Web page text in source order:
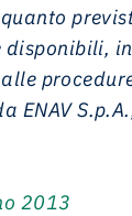
disponibili,
ENAV
2013